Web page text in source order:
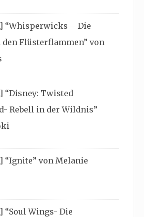
“Whisperwicks – Die
den Flüsterflammen” von
“Disney: Twisted
Rebell in der Wildnis”
“Ignite” von Melanie
“Soul Wings- Die